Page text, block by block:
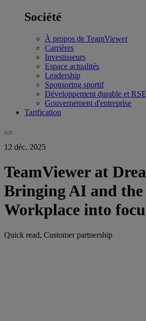
Société
À propos de TeamViewer
Carrières
Investisseurs
Espace actualités
Leadership
Sponsoring sportif
Développement durable et RSE
Gouvernement d'entreprise
Tarification
12 déc. 2025
TeamViewer at
Bringing AI and
Workplace into
Quick read, Customer partnership